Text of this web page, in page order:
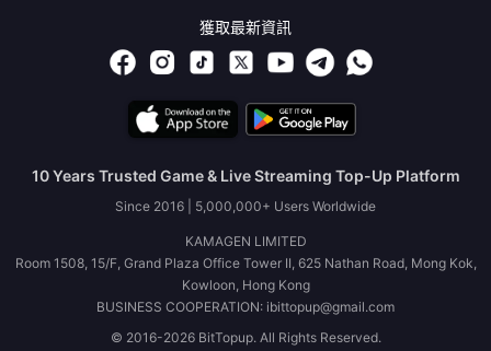
獲取最新資訊
10 Years Trusted Game & Live Streaming Top-Up Platform
Since 2016 | 5,000,000+ Users Worldwide
KAMAGEN LIMITED
Room 1508, 15/F, Grand Plaza Office Tower II, 625 Nathan Road, Mong Kok,
Kowloon, Hong Kong
BUSINESS COOPERATION: ibittopup@gmail.com
© 2016-2026 BitTopup. All Rights Reserved.